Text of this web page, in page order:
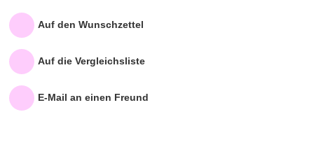
Auf den Wunschzettel
Auf die Vergleichsliste
E-Mail an einen Freund